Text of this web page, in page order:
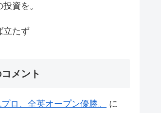
資を。
立たず
メント
ロ、全英オープン優勝。
に